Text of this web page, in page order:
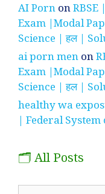
AI Porn onRBSE
Exam |Modal
Science | हल |
ai porn men on
Exam |Modal
Science | हल |
healthy wa
| Federal System
🗂️ All Posts